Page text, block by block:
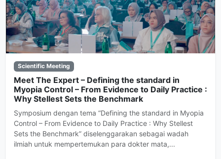
Scientific Meeting
Meet The Expert – Defining the standard in
Myopia Control – From Evidence to Daily Practice :
Why Stellest Sets the Benchmark
Symposium dengan tema “Defining the standard in Myopia
Control – From Evidence to Daily Practice : Why Stellest
Sets the Benchmark” diselenggarakan sebagai wadah
ilmiah untuk mempertemukan para dokter mata,...